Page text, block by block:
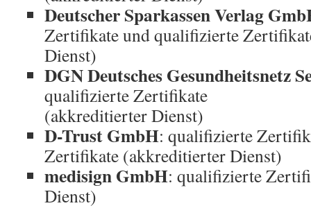
Deutscher Sparkassen Verlag
Zertifikate und qualifizierte
Dienst)
DGN Deutsches Gesundheitsnetz
qualifizierte Zertifikate
(akkreditierter Dienst)
D-Trust GmbH: qualifizierte
Zertifikate (akkreditierter Dienst)
medisign GmbH: qualifizierte
Dienst)